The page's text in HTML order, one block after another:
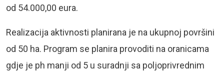
od 54.000,00 eura.
Realizacija aktivnosti planirana je na ukupnoj površini
od 50 ha. Program se planira provoditi na oranicama
gdje je ph manji od 5 u suradnji sa poljoprivrednim